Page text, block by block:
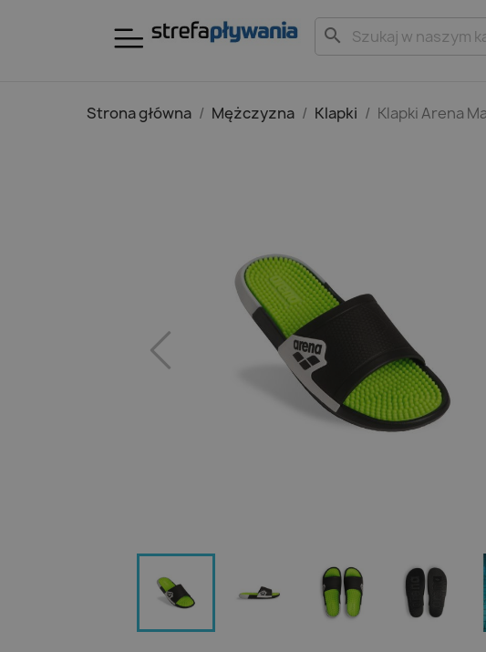
search
Strona główna Mężczyzna Klapki Klapki Arena